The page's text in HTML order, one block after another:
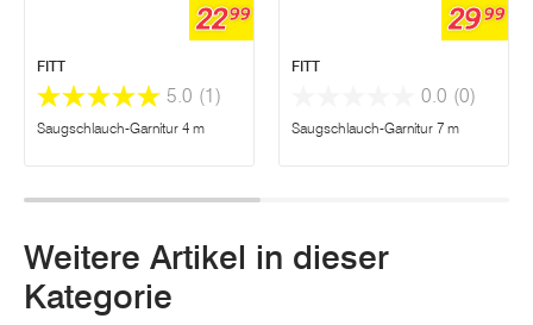
2299
FITT
5.0 (1)
Saugschlauch-Garnitur 4 m
2999
FITT
0.0 (0)
Saugschlauch-Garnitur 7 m
Weitere Artikel in dieser
Kategorie